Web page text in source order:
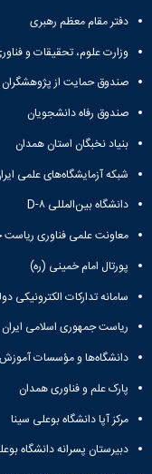
پژوهشی
تحصیلات
تکمیلی
کمیته
منتخب
ممیزی
کمیته
ترفیع
شورای
فرهنگی
دانشکده
آئین
نامه
ها
سمینارها
و
پایان
ها
آیین‌نامه‌های
معاونت
آموزشی
گروه
صنایع
گروه
نشریات
پژوهش
های
مهندسی
در
سیستم
Journal
of
Stress
Analysis
ارتباط
صنعت
کارآموزی
مراکز
مرتبط
ملی
مکانیک
مهندسی
کامپیوتر
دفتر مقام معظم رهبری
وزارت علوم، تحقیقات و
صندوق حمایت از پژوهشگران
صندوق رفاه دانشجویان
بنیاد نخبگان استان همدان
شبکه آزمایشگاه‌های علمی
دانشگاه بین‌المللی D-۸
معاونت علمی فناوری
پورتال امام خمینی (ره)
سامانه تدارکات الکترونیکی
ریاست جمهوری اسلامی ایران
دانشگاه‌ها و مؤسسات
پارک علم و فناوری همدان
مرکز آپا دانشگاه بوعلی سینا
دبیرستان پسرانه دانشگاه